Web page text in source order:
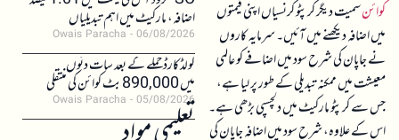
کوائنسمیت دیگر کرپٹو کرنسیاں اپنی قیمتوں
میں اضافہ دیکھنے میں آئیں۔ سرمایہ کاروں
نے جاپان کی شرح سود میں اضافے کو عالمی
معیشت میں ممکنہ تبدیلی کے طور پر لیا ہے،
جس سے کرپٹو مارکیٹ میں دلچسپی بڑھی ہے۔
اس کے علاوہ، شرح سود میں اضافہ جاپان کی
اضافہ، مارکیٹ میں اہم تبدیلیاں
Owais Paracha 06/08/2026
کولڈکارڈ حملے کے بعد سات دنوں
میں 890,000 بٹ کوائن کی منتقلی
Owais Paracha 05/08/2026